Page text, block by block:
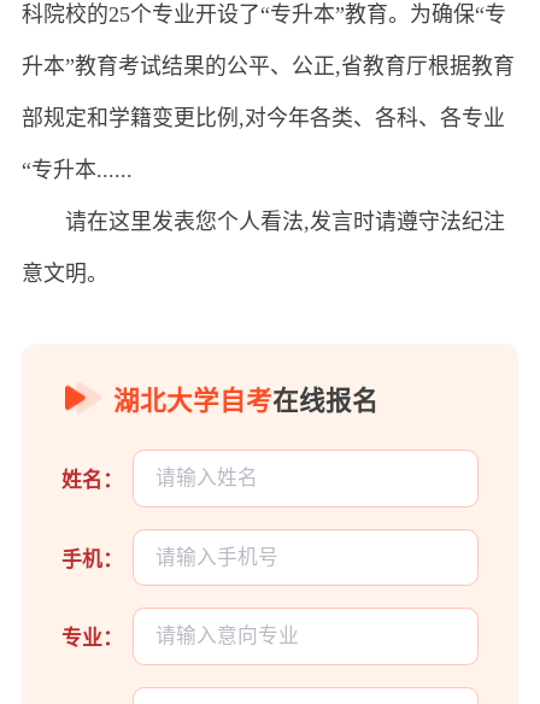
科院校的25个专业开设了“专升本”教育。为确保“专
升本”教育考试结果的公平、公正,省教育厅根据教育
部规定和学籍变更比例,对今年各类、各科、各专业
“专升本......
请在这里发表您个人看法,发言时请遵守法纪注
意文明。
湖北大学自考在线报名
姓名：
手机：
专业：